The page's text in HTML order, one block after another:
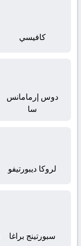
كافيسي
دوس إرمامانس
سا
لروكا ديبورتيفو
سبورتينج براغا